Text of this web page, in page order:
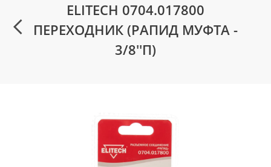
ELITECH 0704.017800
ПЕРЕХОДНИК (РАПИД МУФТА -
3/8''П)